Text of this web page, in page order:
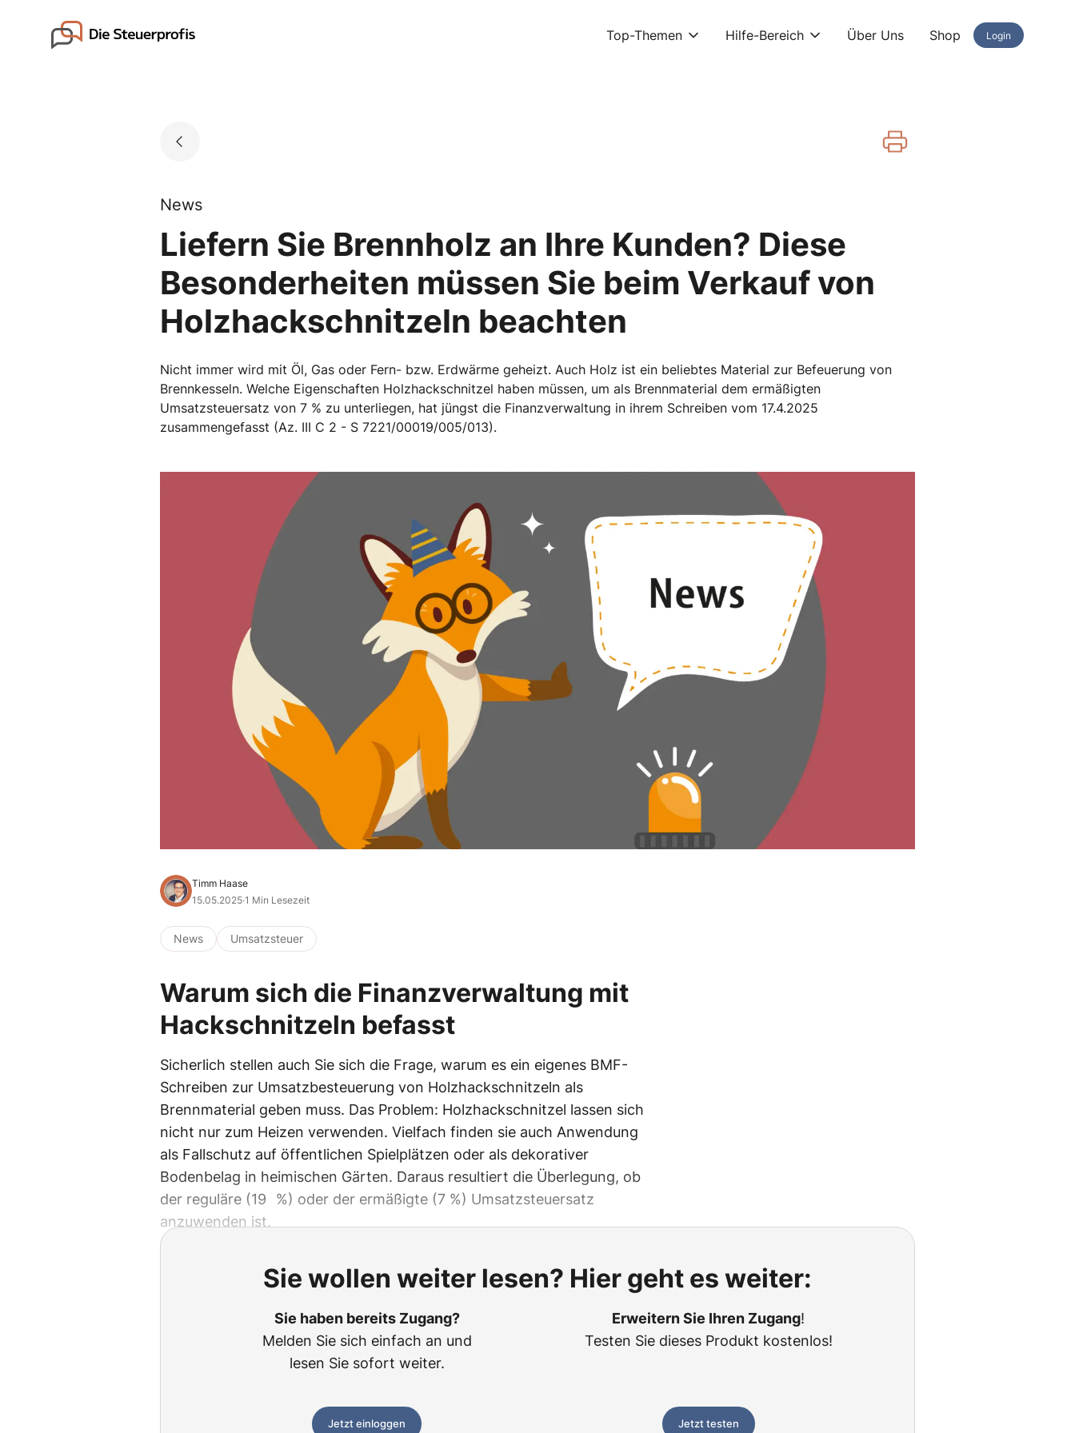
Go to landing page. Top-Themen Hilfe-Bereich Über Uns Shop Login
News
Liefern Sie Brennholz an Ihre Kunden? Diese
Besonderheiten müssen Sie beim Verkauf von
Holzhackschnitzeln beachten
Nicht immer wird mit Öl, Gas oder Fern- bzw. Erdwärme geheizt. Auch Holz ist ein beliebtes Material zur Befeuerung von
Brennkesseln. Welche Eigenschaften Holzhackschnitzel haben müssen, um als Brennmaterial dem ermäßigten
Umsatzsteuersatz von 7 % zu unterliegen, hat jüngst die Finanzverwaltung in ihrem Schreiben vom 17.4.2025
zusammengefasst (Az. III C 2 - S 7221/00019/005/013).
Timm Haase
15.05.2025·1 Min Lesezeit
News Umsatzsteuer
Warum sich die Finanzverwaltung mit
Hackschnitzeln befasst
Sicherlich stellen auch Sie sich die Frage, warum es ein eigenes BMF-
Schreiben zur Umsatzbesteuerung von Holzhackschnitzeln als
Brennmaterial geben muss. Das Problem: Holzhackschnitzel lassen sich
nicht nur zum Heizen verwenden. Vielfach finden sie auch Anwendung
als Fallschutz auf öffentlichen Spielplätzen oder als dekorativer
Bodenbelag in heimischen Gärten. Daraus resultiert die Überlegung, ob
der reguläre (19 %) oder der ermäßigte (7 %) Umsatzsteuersatz
anzuwenden ist.
Sie wollen weiter lesen? Hier geht es weiter:
Sie haben bereits Zugang?
Melden Sie sich einfach an und
lesen Sie sofort weiter.
Erweitern Sie Ihren Zugang!
Testen Sie dieses Produkt kostenlos!
Jetzt einloggen Jetzt testen